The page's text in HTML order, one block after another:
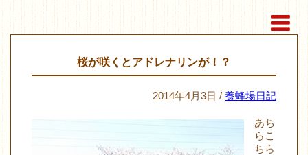
桜が咲くとアドレナリンが！？
2014年4月3日 / 養蜂場日記
あち
らこ
ちら